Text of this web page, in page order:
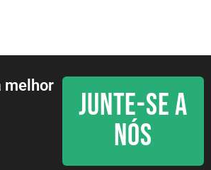
melhor
JUNTE-SE A
NÓS